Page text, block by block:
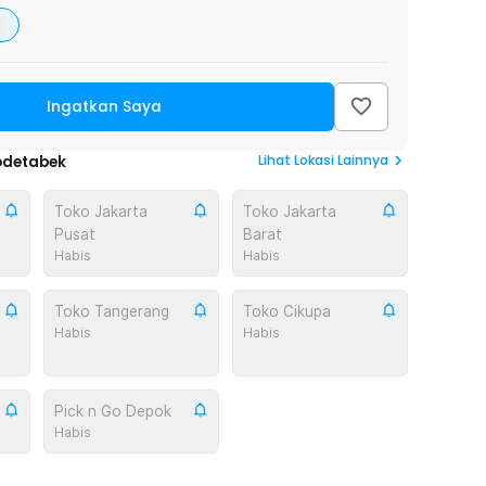
Ingatkan Saya
Lihat Lokasi Lainnya
Toko Jakarta
Pusat
Habis
Toko Jakarta
Barat
Habis
Toko Tangerang
Habis
Toko Cikupa
Habis
Pick n Go Depok
Habis